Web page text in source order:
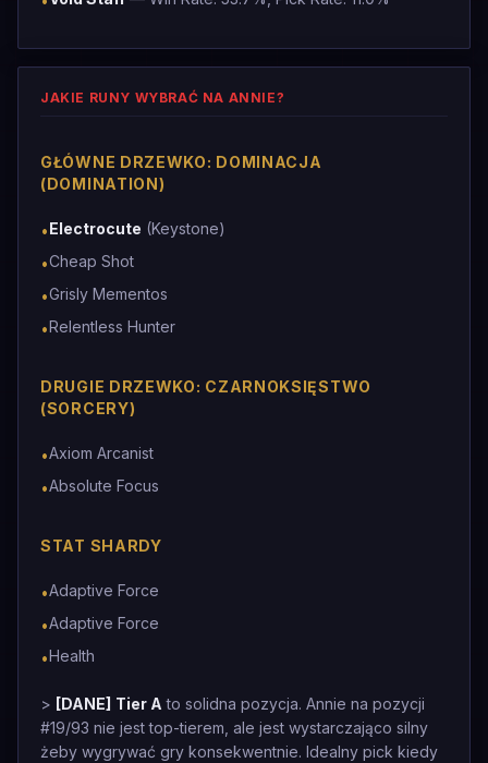
JAKIE RUNY WYBRAĆ NA ANNIE?
GŁÓWNE DRZEWKO: DOMINACJA
(DOMINATION)
•Electrocute (Keystone)
•Cheap Shot
•Grisly Mementos
•Relentless Hunter
DRUGIE DRZEWKO: CZARNOKSIĘSTWO
(SORCERY)
•Axiom Arcanist
•Absolute Focus
STAT SHARDY
•Adaptive Force
•Adaptive Force
•Health
> [DANE] Tier A to solidna pozycja. Annie na pozycji
#19/93 nie jest top-tierem, ale jest wystarczająco silny
żeby wygrywać gry konsekwentnie. Idealny pick kiedy